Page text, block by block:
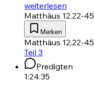
weiterlesen
Matthäus 12,22-45
Merken
Matthäus 12,22-45
Teil 3
Predigten
1:24:35